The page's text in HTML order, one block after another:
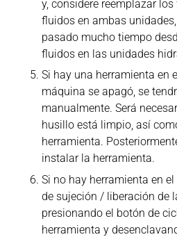
y, considere reemplazar
fluidos en ambas
pasado mucho tiempo
fluidos en las unidades
Si hay una herramienta en
máquina se apagó, se
manualmente. Será
husillo está limpio, así
herramienta.
instalar la herramienta.
Si no hay herramienta en
de sujeción / liberación de
presionando el botón de
herramienta y